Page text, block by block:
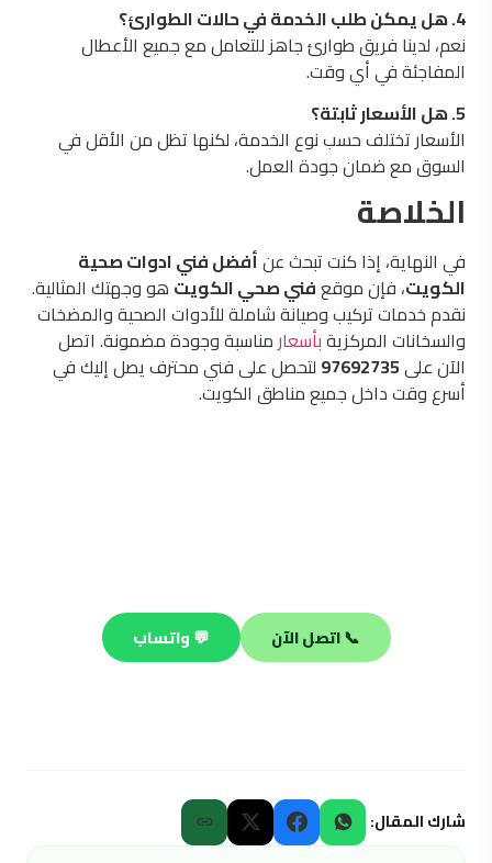
4. هل يمكن طلب الخدمة في حالات الطوارئ؟
نعم، لدينا فريق طوارئ جاهز للتعامل مع جميع الأعطال
المفاجئة في أي وقت.
5. هل الأسعار ثابتة؟
الأسعار تختلف حسب نوع الخدمة، لكنها تظل من الأقل في
السوق مع ضمان جودة العمل.
الخلاصة
في النهاية، إذا كنت تبحث عنأفضل فني ادوات صحية
الكويت، فإن موقعفني صحي الكويت هو وجهتك المثالية.
نقدم خدمات تركيب وصيانة شاملة للأدوات الصحية والمضخات
والسخانات المركزيةبأسعارمناسبة وجودة مضمونة. اتصل
الآن على97692735 لتحصل على فني محترف يصل إليك في
أسرع وقت داخل جميع مناطق الكويت.
📞 اتصل الآن 💬 واتساب
شارك المقال: